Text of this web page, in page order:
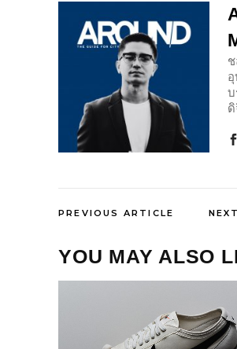
บ
PREVIOUS ARTICLE
YOU MAY ALSO